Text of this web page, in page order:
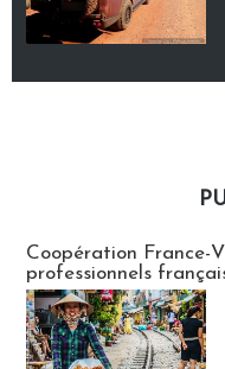
Coopération France-
professionnels